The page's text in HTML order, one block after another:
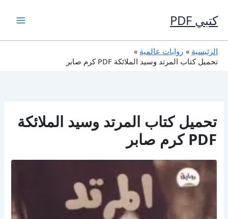
إلى
المحتوى
كتبي PDF
الرئيسية
روايات عالمية
تحميل كتاب المرتد وسيد الملائكة PDF كرم صابر
تحميل كتاب المرتد وسيد الملائكة
PDF كرم صابر